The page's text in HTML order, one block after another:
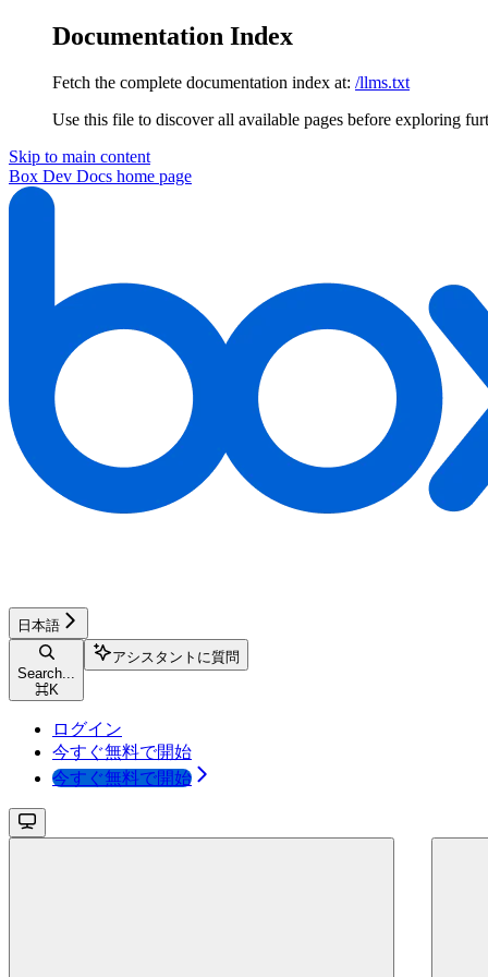
Documentation Index
Fetch the complete documentation index at: /llms.txt
Use this file to discover all available pages before exploring
Skip to main content
Box Dev Docs home page
日本語
Search...
⌘K
アシスタントに質問
ログイン
今すぐ無料で開始
今すぐ無料で開始